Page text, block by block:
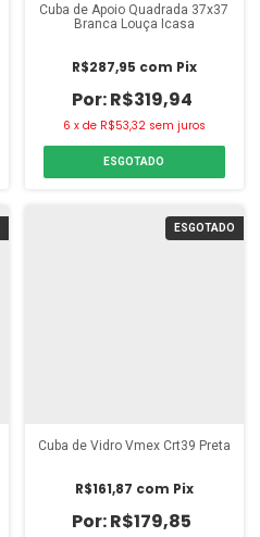
Cuba de Apoio Quadrada 37x37
Branca Louça Icasa
R$319,94
R$287,95 com Pix
6 x de R$53,32 sem juros
ESGOTADO
ESGOTADO
Cuba de Vidro Vmex Crt39 Preta
R$179,85
R$161,87 com Pix